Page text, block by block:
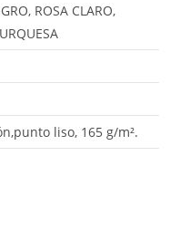
ROSA CLARO,
liso, 165 g/m².